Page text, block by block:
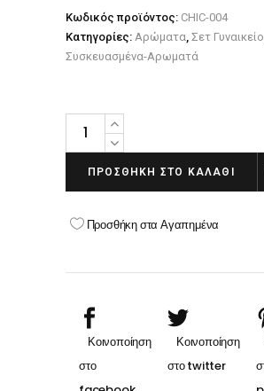
Κωδικός προϊόντος: CHIC-004
Κατηγορίες: Αρώματα, Σετ Γυναικείο
Συσκευασμένα-Αρωματά
Σετ
Chicphia
Woman
quantity
ΠΡΟΣΘΉΚΗ ΣΤΟ ΚΑΛΆΘΙ
Προσθήκη στα Αγαπημένα